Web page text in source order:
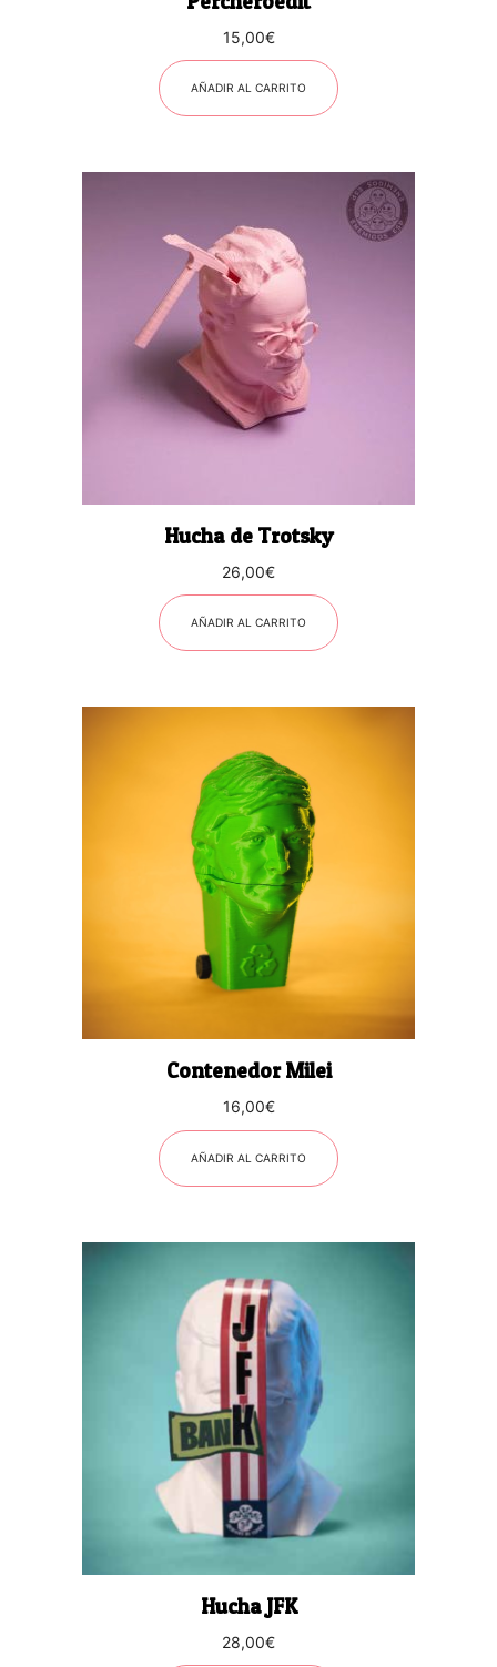
15,00€
AÑADIR AL CARRITO
Hucha de Trotsky
26,00€
AÑADIR AL CARRITO
Contenedor Milei
16,00€
AÑADIR AL CARRITO
Hucha JFK
28,00€